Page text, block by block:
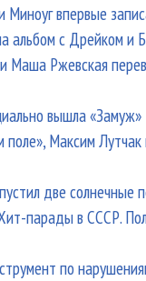
Арбенина, БГ,
впервые
альбом с Дрейком и
Маша Ржевская
вышла «Замуж»
поле», Максим
две солнечные
парады в СССР.
по